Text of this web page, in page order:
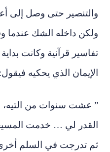
والتنصير حتى وصل إلى
ولكن داخله الشك عندما
تفاسير قرآنية وكانت
الإيمان الذي يحكيه فيقول:
” عشت سنوات من التيه،
القدر لي … خدمت
ثم تدرجت في السلم